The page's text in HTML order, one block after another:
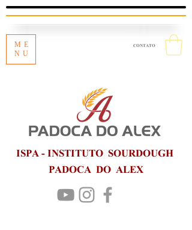
CONTATO
ISPA - INSTITUTO SOURDOUGH
PADOCA DO ALEX
ME
NU